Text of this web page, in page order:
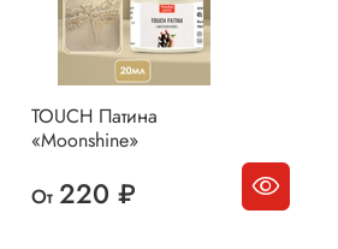
TOUCH Патина
«Moonshine»
От 220 ₽